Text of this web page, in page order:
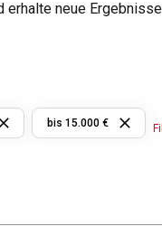
erhalte neue
bis 15.000 €